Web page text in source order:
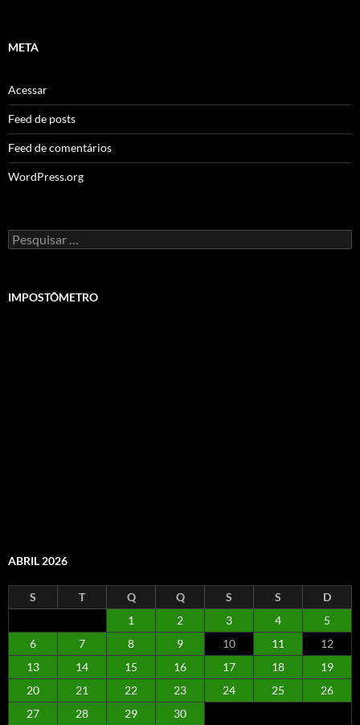
META
Acessar
Feed de posts
Feed de comentários
WordPress.org
Pesquisar
por:
IMPOSTÔMETRO
ABRIL 2026
S T Q Q S S
D
1
2 3 4
5
6
7 8 9 10 11
12
13
14 15 16 17 18
19
20
21 22 23 24 25
26
27
28 29
30